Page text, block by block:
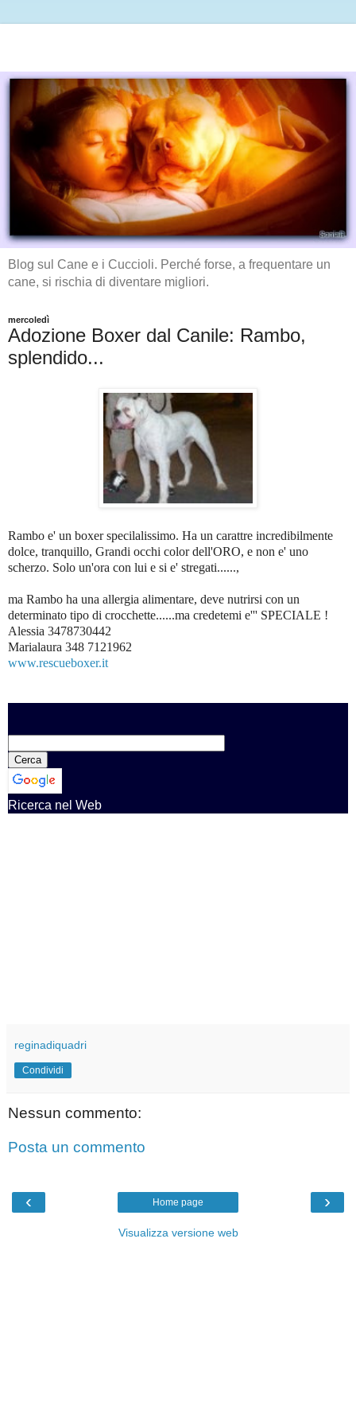
Blog sul Cane e i Cuccioli. Perché forse, a frequentare un
cane, si rischia di diventare migliori.
mercoledì
Adozione Boxer dal Canile: Rambo,
splendido...
Rambo e' un boxer specilalissimo. Ha un carattre incredibilmente
dolce, tranquillo, Grandi occhi color dell'ORO, e non e' uno
scherzo. Solo un'ora con lui e si e' stregati......,
ma Rambo ha una allergia alimentare, deve nutrirsi con un
determinato tipo di crocchette......ma credetemi e''' SPECIALE !
Alessia 3478730442
Marialaura 348 7121962
www.rescueboxer.it
Ricerca nel Web
reginadiquadri
Condividi
Nessun commento:
Posta un commento
‹ ›
Home page
Visualizza versione web